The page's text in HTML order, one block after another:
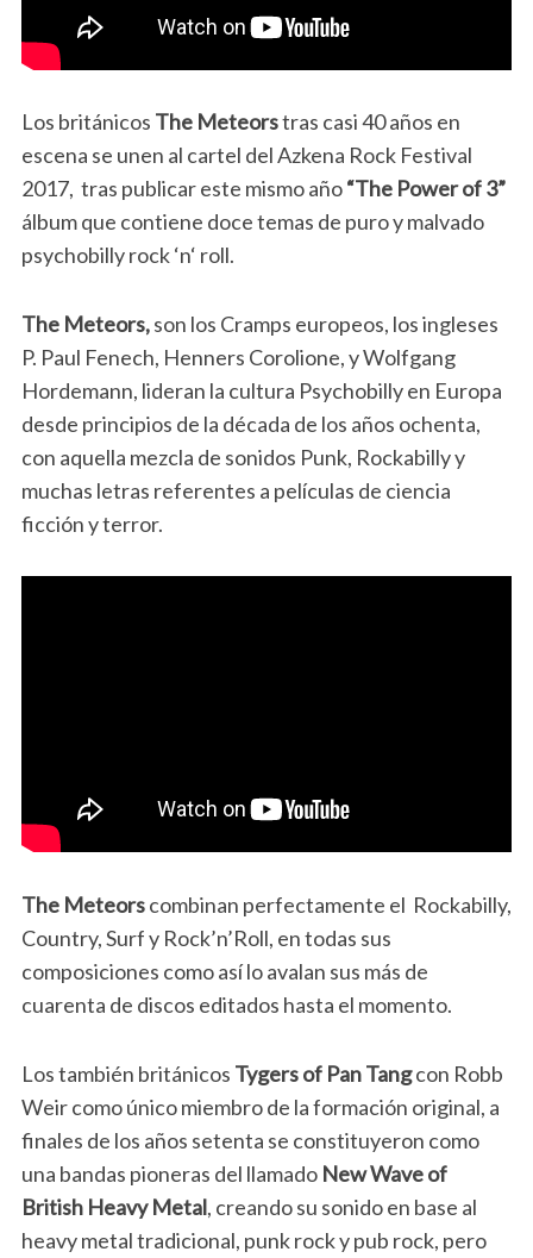
Los británicos The Meteorstras casi 40 años en
escena se unen al cartel del Azkena Rock Festival
2017, tras publicar este mismo año“The Power of 3”
álbum que contiene doce temas de puro y malvado
psychobilly rock ‘n‘ roll.
The Meteors,son los Cramps europeos, los ingleses
P. Paul Fenech, Henners Corolione, y Wolfgang
Hordemann, lideran la cultura Psychobilly en Europa
desde principios de la década de los años ochenta,
con aquella mezcla de sonidos Punk, Rockabilly y
muchas letras referentes a películas de ciencia
ficción y terror.
The Meteorscombinan perfectamente el Rockabilly,
Country, Surf y Rock’n’Roll, en todas sus
composiciones como así lo avalan sus más de
cuarenta de discos editados hasta el momento.
Los también británicos Tygers of Pan Tangcon Robb
Weir como único miembro de la formación original, a
finales de los años setenta se constituyeron como
una bandas pioneras del llamado New Wave of
British Heavy Metal, creando su sonido en base al
heavy metal tradicional, punk rock y pub rock, pero